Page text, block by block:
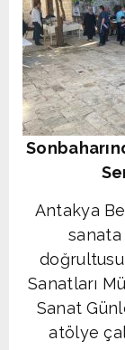
Antakya
sanata
Sanatları
Sanat
atölye